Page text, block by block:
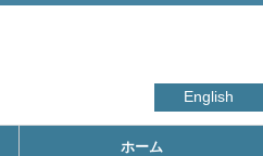
English
ホーム